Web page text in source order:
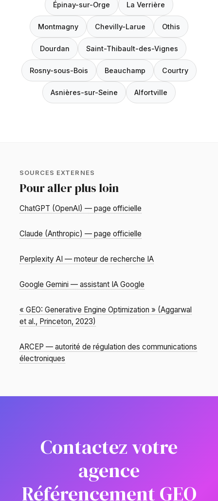
Épinay-sur-Orge La Verrière
Montmagny Chevilly-Larue Othis
Dourdan Saint-Thibault-des-Vignes
Rosny-sous-Bois Beauchamp Courtry
Asnières-sur-Seine Alfortville
SOURCES EXTERNES
Pour aller plus loin
ChatGPT (OpenAI) — page officielle
Claude (Anthropic) — page officielle
Perplexity AI — moteur de recherche IA
Google Gemini — assistant IA Google
« GEO: Generative Engine Optimization » (Aggarwal
et al., Princeton, 2023)
ARCEP — autorité de régulation des communications
électroniques
Contactez votre
agence
Référencement GEO